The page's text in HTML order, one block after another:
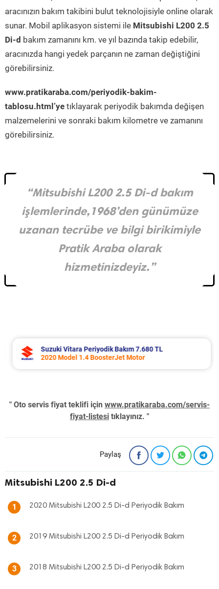
aracınızın bakım takibini bulut teknolojisiyle online olarak
sunar. Mobil aplikasyon sistemi ile Mitsubishi L200 2.5
Di-d bakım zamanını km. ve yıl bazında takip edebilir,
aracınızda hangi yedek parçanın ne zaman değiştiğini
görebilirsiniz.
www.pratikaraba.com/periyodik-bakim-
tablosu.html’ye tıklayarak periyodik bakımda değişen
malzemelerini ve sonraki bakım kilometre ve zamanını
görebilirsiniz.
“Mitsubishi L200 2.5 Di-d bakım
işlemlerinde,1968’den günümüze
uzanan tecrübe ve bilgi birikimiyle
Pratik Araba olarak
hizmetinizdeyiz.”
Suzuki Vitara Periyodik Bakım 7.680 TL
2020 Model 1.4 BoosterJet Motor
" Oto servis fiyat teklifi için www.pratikaraba.com/servis-
fiyat-listesi tıklayınız. "
Paylaş
Mitsubishi L200 2.5 Di-d
1 2020 Mitsubishi L200 2.5 Di-d Periyodik Bakım
2 2019 Mitsubishi L200 2.5 Di-d Periyodik Bakım
3 2018 Mitsubishi L200 2.5 Di-d Periyodik Bakım